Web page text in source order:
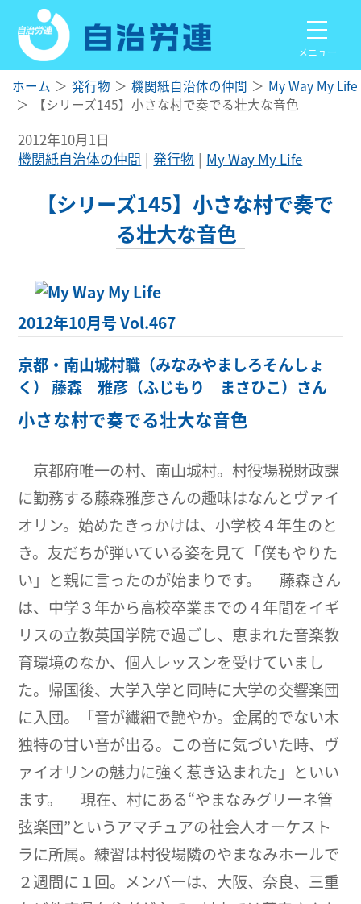
メニュー
ホーム 発行物 機関紙自治体の仲間
My Way My Life
【シリーズ145】小さな村で奏でる壮大な音色
2012年10月1日
機関紙自治体の仲間
発行物 My Way My Life
【シリーズ145】小さな村で奏で
る壮大な音色
2012年10月号 Vol.467
京都・南山城村職（みなみやましろそんしょ
く） 藤森 雅彦（ふじもり まさひこ）さん
小さな村で奏でる壮大な音色
京都府唯一の村、南山城村。村役場税財政課
に勤務する藤森雅彦さんの趣味はなんとヴァイ
オリン。始めたきっかけは、小学校４年生のと
き。友だちが弾いている姿を見て「僕もやりた
い」と親に言ったのが始まりです。 藤森さん
は、中学３年から高校卒業までの４年間をイギ
リスの立教英国学院で過ごし、恵まれた音楽教
育環境のなか、個人レッスンを受けていまし
た。帰国後、大学入学と同時に大学の交響楽団
に入団。「音が繊細で艶やか。金属的でない木
独特の甘い音が出る。この音に気づいた時、ヴ
ァイオリンの魅力に強く惹き込まれた」といい
ます。 現在、村にある“やまなみグリーネ管
弦楽団”というアマチュアの社会人オーケスト
ラに所属。練習は村役場隣のやまなみホールで
２週間に１回。メンバーは、大阪、奈良、三重